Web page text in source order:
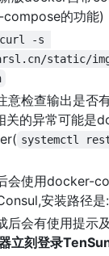
的功能)
curl -s
static/
意检查输出是否
关的异常可能是
systemctl
会使用docker-
安装路径
后会有使用提示
立刻登录